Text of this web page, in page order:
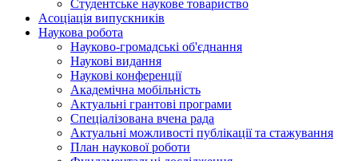
Студентське наукове товариство
Асоціація випускників
Наукова робота
Науково-громадські об'єднання
Наукові видання
Наукові конференції
Академічна мобільність
Актуальні грантові програми
Спеціалізована вчена рада
Актуальні можливості публікації та стажування
План наукової роботи